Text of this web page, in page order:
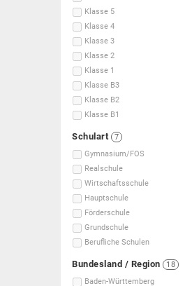
Klasse 5
Klasse 4
Klasse 3
Klasse 2
Klasse 1
Klasse B3
Klasse B2
Klasse B1
Schulart
7
Gymnasium/FOS
Realschule
Wirtschaftsschule
Hauptschule
Förderschule
Grundschule
Berufliche Schulen
Bundesland / Region
18
Baden-Württemberg